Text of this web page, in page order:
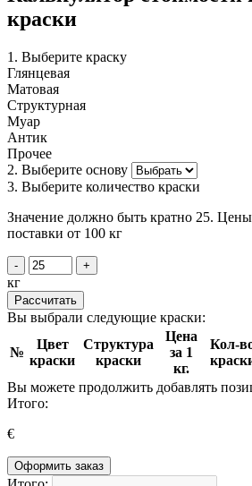
краски
1. Выберите краску
Глянцевая
Матовая
Структурная
Муар
Антик
Прочее
2. Выберите основу
3. Выберите количество краски
Значение должно быть кратно 25.
поставки от 100 кг
- +
кг
Рассчитать
Вы выбрали следующие краски:
№
Цвет
краски
Структура
краски
Цена
за 1
кг.
Кол-
Вы можете продолжить добавлять
Итого:
€
Оформить заказ